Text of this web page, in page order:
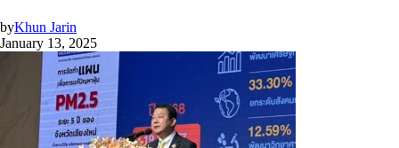
byKhun Jarin
January 13, 2025